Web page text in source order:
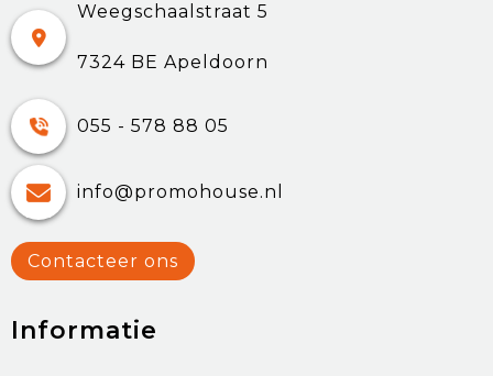
Weegschaalstraat 5
7324 BE Apeldoorn
055 - 578 88 05
info@promohouse.nl
Contacteer ons
Informatie